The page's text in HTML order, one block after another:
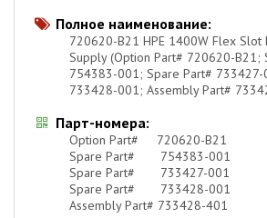
 Полное наименование:
720620-B21 HPE 1400W Flex Slot
Supply (Option Part# 720620-B21;
754383-001; Spare Part# 733427-
733428-001; Assembly Part#
 Парт-номера:
Option Part# 720620-B21
Spare Part# 754383-001
Spare Part# 733427-001
Spare Part# 733428-001
Assembly Part# 733428-401